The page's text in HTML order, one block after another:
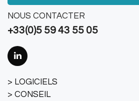
NOUS CONTACTER
+33(0)5 59 43 55 05
LOGICIELS
CONSEIL